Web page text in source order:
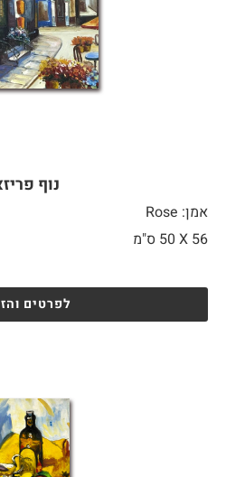
נוף
אמן: Rose
56 X
לפרטים